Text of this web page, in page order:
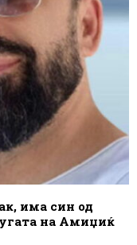
има син од
на Амиџиќ